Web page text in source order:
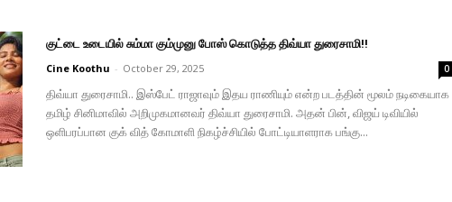
குட்டை உடையில் சும்மா கும்முனு போஸ் கொடுத்த திவ்யா துரைசாமி!!
Cine Koothu - October 29, 2025 0
திவ்யா துரைசாமி.. இஸ்பேட் ராஜாவும் இதய ராணியும் என்ற படத்தின் மூலம் நடிகையாக
தமிழ் சினிமாவில் அறிமுகமானவர் திவ்யா துரைசாமி. அதன் பின், விஜய் டிவியில்
ஒளிபரப்பான குக் வித் கோமாளி நிகழ்ச்சியில் போட்டியாளராக பங்கு...